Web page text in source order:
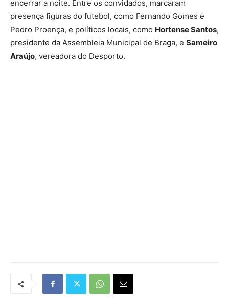
encerrar a noite. Entre os convidados, marcaram
presença figuras do futebol, como Fernando Gomes e
Pedro Proença, e políticos locais, como Hortense Santos,
presidente da Assembleia Municipal de Braga, e Sameiro
Araújo, vereadora do Desporto.